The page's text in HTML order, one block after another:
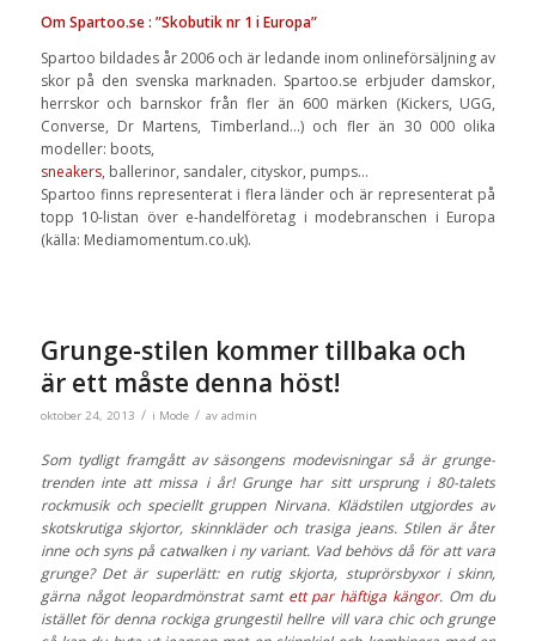
Om Spartoo.se : ”Skobutik nr 1 i Europa”
Spartoo bildades år 2006 och är ledande inom onlineförsäljning av
skor på den svenska marknaden. Spartoo.se erbjuder damskor,
herrskor och barnskor från fler än 600 märken (Kickers, UGG,
Converse, Dr Martens, Timberland…) och fler än 30 000 olika
modeller: boots,
sneakers, ballerinor, sandaler, cityskor, pumps…
Spartoo finns representerat i flera länder och är representerat på
topp 10-listan över e-handelföretag i modebranschen i Europa
(källa: Mediamomentum.co.uk).
Grunge-stilen kommer tillbaka och
är ett måste denna höst!
oktober 24, 2013 / i Mode / av admin
Som tydligt framgått av säsongens modevisningar så är grunge-
trenden inte att missa i år! Grunge har sitt ursprung i 80-talets
rockmusik och speciellt gruppen Nirvana. Klädstilen utgjordes av
skotskrutiga skjortor, skinnkläder och trasiga jeans. Stilen är åter
inne och syns på catwalken i ny variant. Vad behövs då för att vara
grunge? Det är superlätt: en rutig skjorta, stuprörsbyxor i skinn,
gärna något leopardmönstrat samt ett par häftiga kängor. Om du
istället för denna rockiga grungestil hellre vill vara chic och grunge